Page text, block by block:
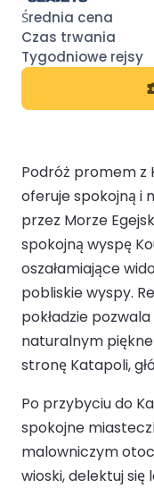
Podróż promem z
oferuje spokojną i
przez Morze
spokojną wyspę
oszałamiające
pobliskie wyspy.
pokładzie
naturalnym
stronę Katapoli,
Po przybyciu do
spokojne
malowniczym
wioski, delektuj